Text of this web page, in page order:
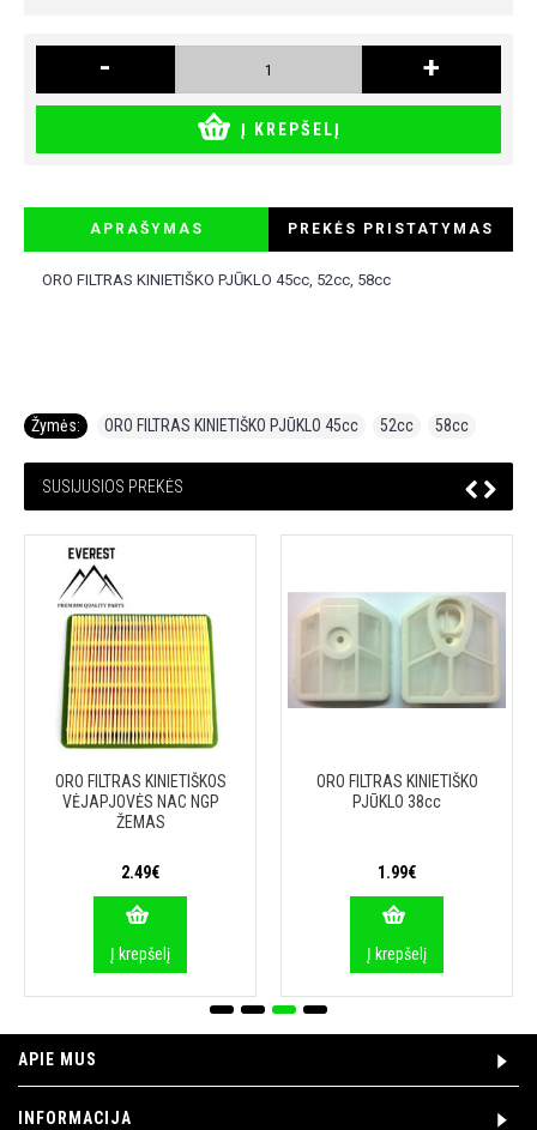
- +
Į KREPŠELĮ
APRAŠYMAS PREKĖS PRISTATYMAS
ORO FILTRAS KINIETIŠKO PJŪKLO 45cc, 52cc, 58cc
Žymės: ORO FILTRAS KINIETIŠKO PJŪKLO 45cc 52cc 58cc
SUSIJUSIOS PREKĖS
ORO FILTRAS KINIETIŠKOS
VĖJAPJOVĖS NAC NGP
ŽEMAS
2.49€
Į krepšelį
ORO FILTRAS KINIETIŠKO
PJŪKLO 38cc
1.99€
Į krepšelį
APIE MUS
INFORMACIJA